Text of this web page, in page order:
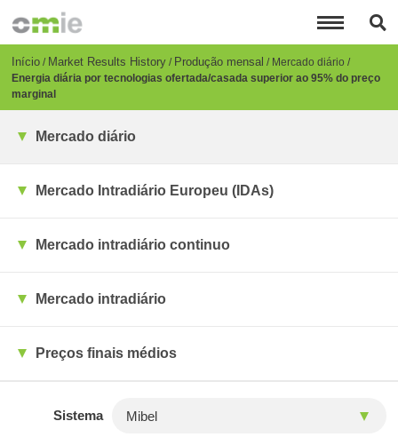
para
conteúdo
principal
Breadcrumb
Início Market Results History Produção mensal
Mercado diário
Energia diária por tecnologias ofertada/casada superior ao 95% do preço
marginal
Mercado diário
Mercado Intradiário Europeu (IDAs)
Mercado intradiário continuo
Mercado intradiário
Preços finais médios
Sistema